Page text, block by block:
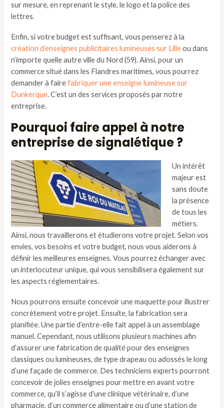
sur mesure, en reprenant le style, le logo et la police des
lettres.
Enfin, si votre budget est suffisant, vous penserez à la
création d’enseignes publicitaires lumineuses sur Lilleou dans
n’importe quelle autre ville du Nord (59). Ainsi, pour un
commerce situé dans les Flandres maritimes, vous pourrez
demander à fairefabriquer une enseigne lumineuse sur
Dunkerque. C’est un des services proposés par notre
entreprise.
Pourquoi faire appel à notre
entreprise de signalétique ?
Un intérêt
majeur est
sans doute
la présence
de tous les
métiers.
Ainsi, nous travaillerons et étudierons votre projet. Selon vos
envies, vos besoins et votre budget, nous vous aiderons à
définir les meilleures enseignes. Vous pourrez échanger avec
un interlocuteur unique, qui vous sensibilisera également sur
les aspects réglementaires.
Nous pourrons ensuite concevoir une maquette pour illustrer
concrètement votre projet. Ensuite, la fabrication sera
planifiée. Une partie d’entre-elle fait appel à un assemblage
manuel. Cependant, nous utilisons plusieurs machines afin
d’assurer une fabrication de qualité pour des enseignes
classiques ou lumineuses, de type drapeau ou adossés le long
d’une façade de commerce. Des techniciens experts pourront
concevoir de jolies enseignes pour mettre en avant votre
commerce, qu’il s’agisse d’une clinique vétérinaire, d’une
pharmacie, d’un commerce alimentaire ou d’une station de